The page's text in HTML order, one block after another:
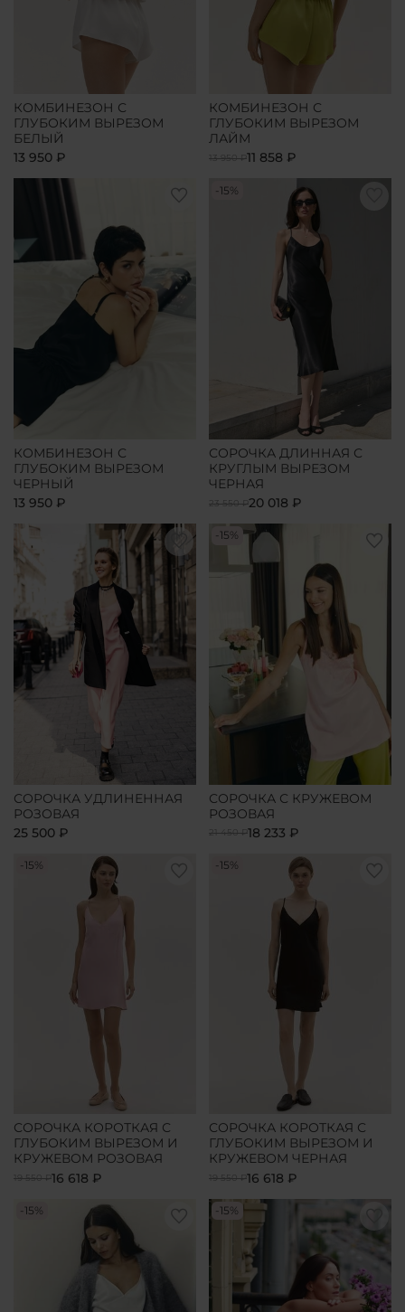
КОМБИНЕЗОН С
ГЛУБОКИМ ВЫРЕЗОМ
БЕЛЫЙ
13 950 ₽
КОМБИНЕЗОН С
ГЛУБОКИМ ВЫРЕЗОМ
ЛАЙМ
13 950 ₽11 858 ₽
КОМБИНЕЗОН С
ГЛУБОКИМ ВЫРЕЗОМ
ЧЕРНЫЙ
13 950 ₽
-15%
СОРОЧКА ДЛИННАЯ С
КРУГЛЫМ ВЫРЕЗОМ
ЧЕРНАЯ
23 550 ₽20 018 ₽
СОРОЧКА УДЛИНЕННАЯ
РОЗОВАЯ
25 500 ₽
-15%
СОРОЧКА С КРУЖЕВОМ
РОЗОВАЯ
21 450 ₽18 233 ₽
-15%
СОРОЧКА КОРОТКАЯ С
ГЛУБОКИМ ВЫРЕЗОМ И
КРУЖЕВОМ РОЗОВАЯ
19 550 ₽16 618 ₽
-15%
СОРОЧКА КОРОТКАЯ С
ГЛУБОКИМ ВЫРЕЗОМ И
КРУЖЕВОМ ЧЕРНАЯ
19 550 ₽16 618 ₽
-15% -15%